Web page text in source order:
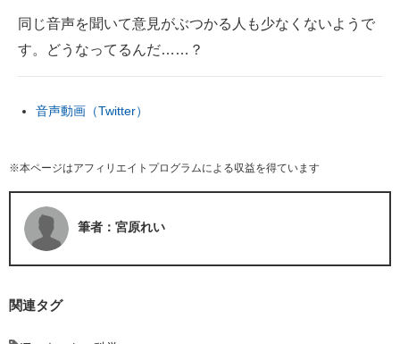
同じ音声を聞いて意見がぶつかる人も少なくないようで
す。どうなってるんだ……？
音声動画（Twitter）
※本ページはアフィリエイトプログラムによる収益を得ています
筆者：宮原れい
関連タグ